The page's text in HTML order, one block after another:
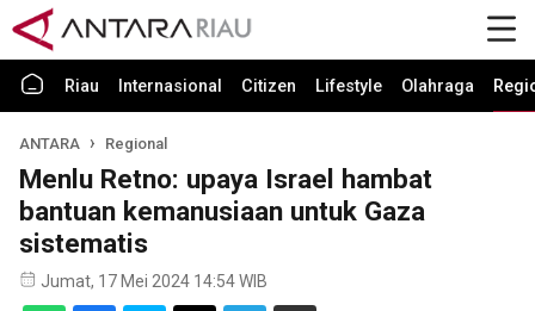
Riau Internasional Citizen Lifestyle Olahraga
ANTARA Regional
Menlu Retno: upaya Israel hambat
bantuan kemanusiaan untuk Gaza
sistematis
Jumat, 17 Mei 2024 14:54 WIB